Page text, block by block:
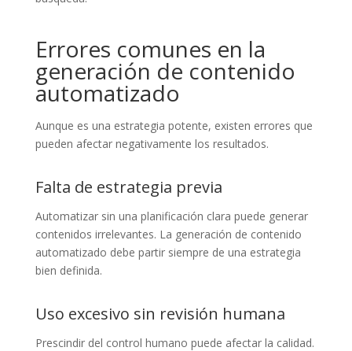
Errores comunes en la
generación de contenido
automatizado
Aunque es una estrategia potente, existen errores que
pueden afectar negativamente los resultados.
Falta de estrategia previa
Automatizar sin una planificación clara puede generar
contenidos irrelevantes. La generación de contenido
automatizado debe partir siempre de una estrategia
bien definida.
Uso excesivo sin revisión humana
Prescindir del control humano puede afectar la calidad.